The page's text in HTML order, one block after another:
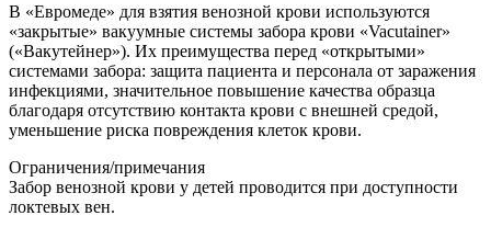
В «Евромеде» для взятия венозной крови используются
«закрытые» вакуумные системы забора крови «Vacutainer»
(«Вакутейнер»). Их преимущества перед «открытыми»
системами забора: защита пациента и персонала от заражения
инфекциями, значительное повышение качества образца
благодаря отсутствию контакта крови с внешней средой,
уменьшение риска повреждения клеток крови.
Ограничения/примечания
Забор венозной крови у детей проводится при доступности
локтевых вен.